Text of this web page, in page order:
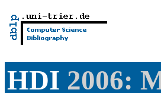
HDI 2006: